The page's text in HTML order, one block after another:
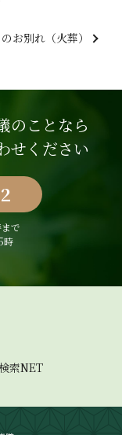
お別れ（火葬）
のことなら
せください
で
時
索NET